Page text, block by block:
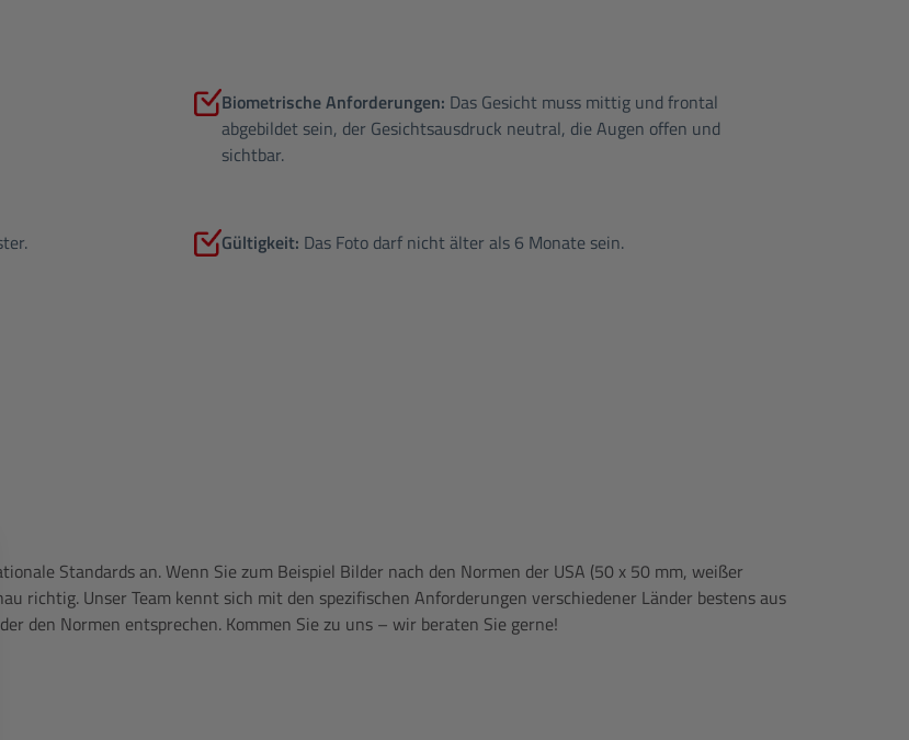
Biometrische Anforderungen: Das Gesicht muss mittig und frontal
abgebildet sein, der Gesichtsausdruck neutral, die Augen offen und
sichtbar.
Gültigkeit: Das Foto darf nicht älter als 6 Monate sein.
Standards an. Wenn Sie zum Beispiel Bilder nach den Normen der USA (50 x 50 mm, weißer
richtig. Unser Team kennt sich mit den spezifischen Anforderungen verschiedener Länder bestens aus
den Normen entsprechen. Kommen Sie zu uns – wir beraten Sie gerne!